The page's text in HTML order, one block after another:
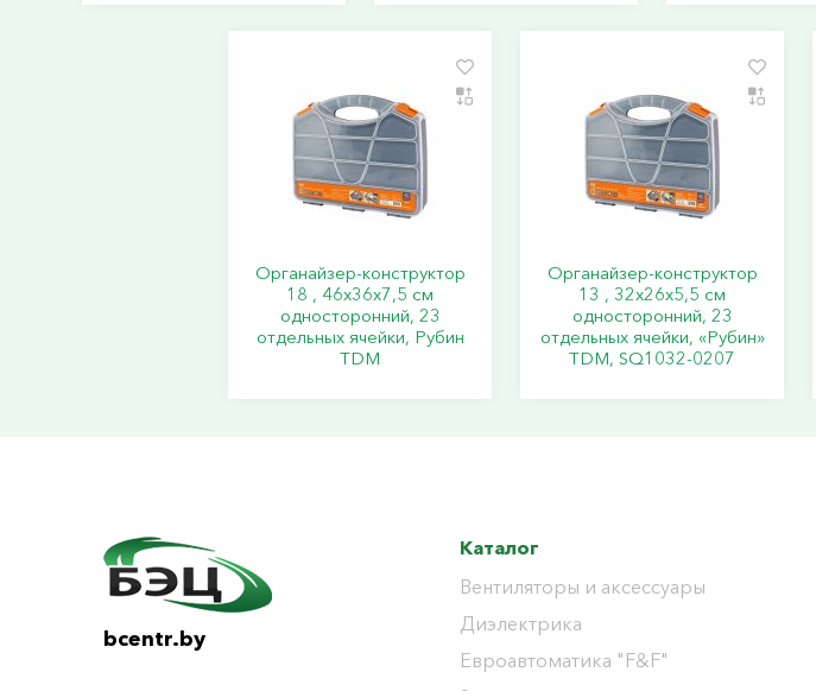
Органайзер-конструктор
18 , 46х36х7,5 см
односторонний, 23
отдельных ячейки, Рубин
TDM
Органайзер-конструктор
13 , 32х26х5,5 см
односторонний, 23
отдельных ячейки, «Рубин»
TDM, SQ1032-0207
bcentr.by
Каталог
Вентиляторы и аксессуары
Диэлектрика
Евроавтоматика "F&F"